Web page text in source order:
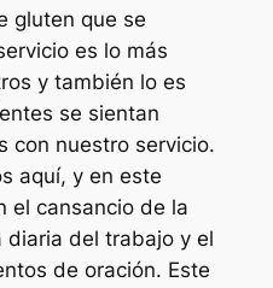
gluten que se
es lo más
y también lo es
se sientan
con nuestro servicio.
aquí, y en este
el cansancio de la
diaria del trabajo y el
de oración. Este